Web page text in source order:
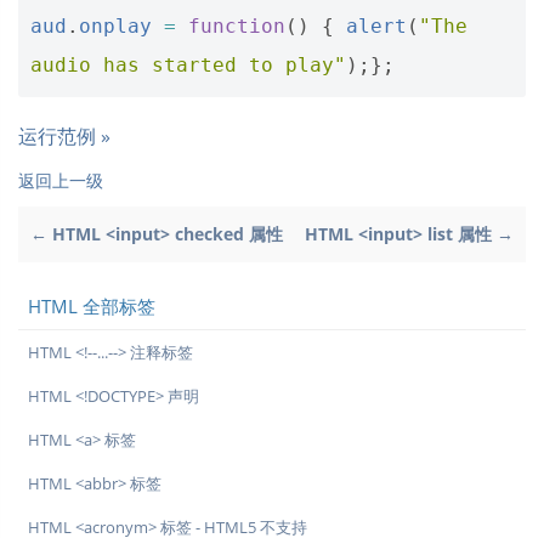
aud . onplay = function () { alert ( "The
audio has started to play" );};
运行范例 »
返回上一级
← HTML <input> checked 属性 HTML <input> list 属性 →
HTML 全部标签
HTML <!--...--> 注释标签
HTML <!DOCTYPE> 声明
HTML <a> 标签
HTML <abbr> 标签
HTML <acronym> 标签 - HTML5 不支持